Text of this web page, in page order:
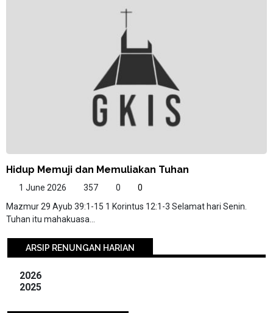
Hidup Memuji dan Memuliakan Tuhan
1 June 2026 357 0
0
Mazmur 29 Ayub 39:1-15 1 Korintus 12:1-3 Selamat hari Senin.
Tuhan itu mahakuasa...
ARSIP RENUNGAN HARIAN
2026
2025